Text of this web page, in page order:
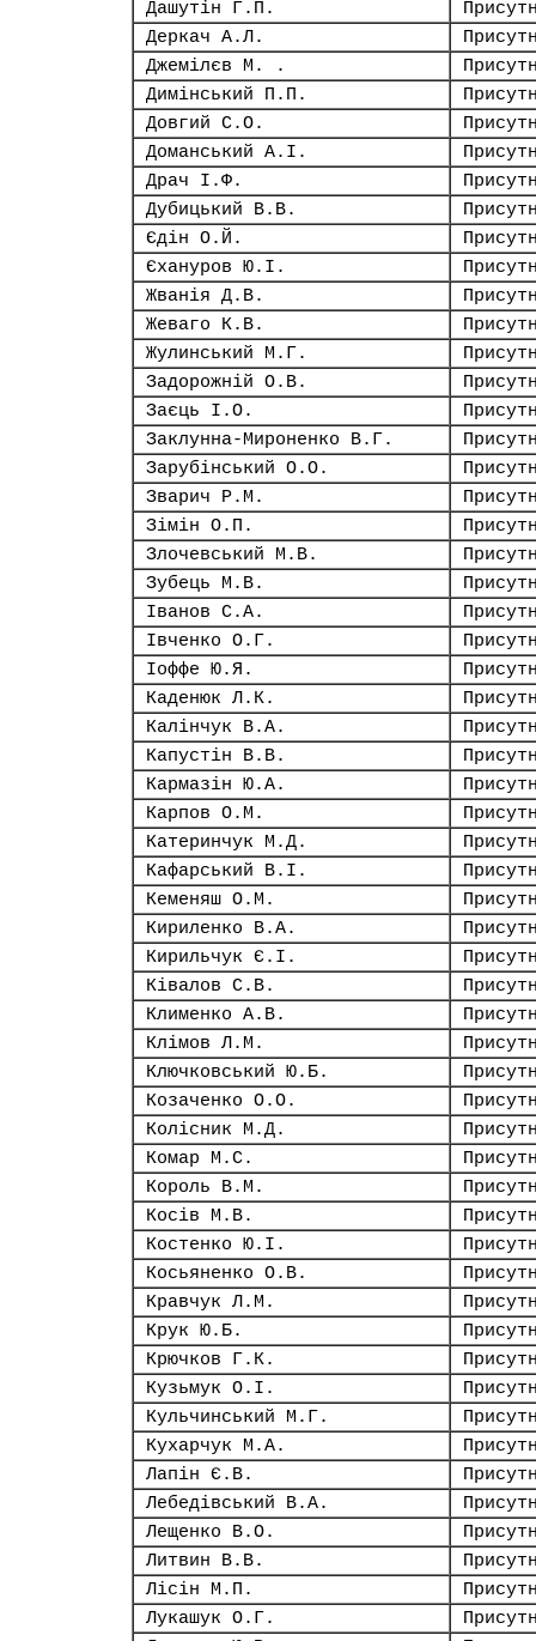
Дашутін Г.П.
Деркач А.Л.
Джемілєв М. .
Димінський П.П.
Довгий С.О.
Доманський А.І.
Драч І.Ф.
Дубицький В.В.
Єдін О.Й.
Єхануров Ю.І.
Жванія Д.В.
Жеваго К.В.
Жулинський М.Г.
Задорожній О.В.
Заєць І.О.
Заклунна-Мироненко В.Г.
Зарубінський О.О.
Зварич Р.М.
Зімін О.П.
Злочевський М.В.
Зубець М.В.
Іванов С.А.
Івченко О.Г.
Іоффе Ю.Я.
Каденюк Л.К.
Калінчук В.А.
Капустін В.В.
Кармазін Ю.А.
Карпов О.М.
Катеринчук М.Д.
Кафарський В.І.
Кеменяш О.М.
Кириленко В.А.
Кирильчук Є.І.
Ківалов С.В.
Клименко А.В.
Клімов Л.М.
Ключковський Ю.Б.
Козаченко О.О.
Колісник М.Д.
Комар М.С.
Король В.М.
Косів М.В.
Костенко Ю.І.
Косьяненко О.В.
Кравчук Л.М.
Крук Ю.Б.
Крючков Г.К.
Кузьмук О.І.
Кульчинський М.Г.
Кухарчук М.А.
Лапін Є.В.
Лебедівський В.А.
Лещенко В.О.
Литвин В.В.
Лісін М.П.
Лукашук О.Г.